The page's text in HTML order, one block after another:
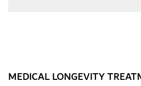
MEDICAL LONGEVITY